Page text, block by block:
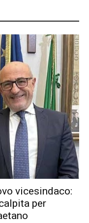
vicesindaco:
per